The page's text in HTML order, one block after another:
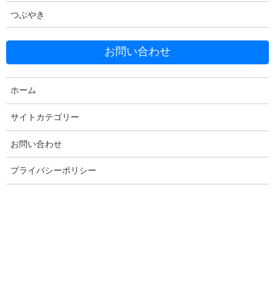
Copy
つぶやき
お問い合わせ
ホーム
サイトカテゴリー
お問い合わせ
プライバシーポリシー